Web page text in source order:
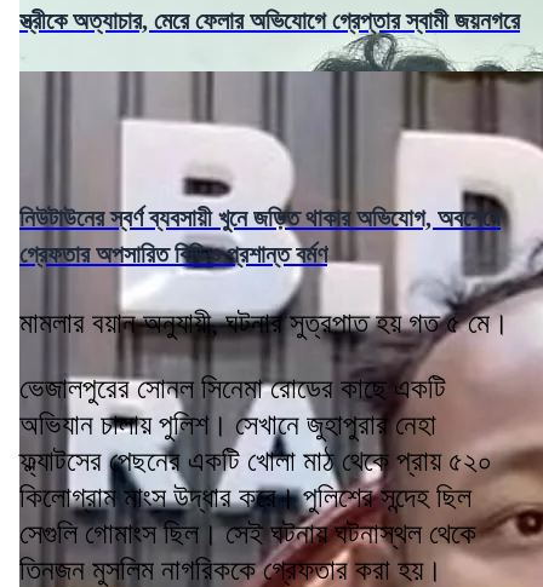
স্ত্রীকে অত্যাচার, মেরে ফেলার অভিযোগে গ্রেপ্তার স্বামী জয়নগরে
নিউটাউনের স্বর্ণ ব্যবসায়ী খুনে জড়িত থাকার অভিযোগ, অবশেষে
গ্রেফতার অপসারিত বিডিও প্রশান্ত বর্মণ
মামলার বয়ান অনুযায়ী, ঘটনার সুত্রপাত হয় গত ৫ মে।
ভেজালপুরের সোনল সিনেমা রোডের কাছে একটি
অভিযান চালায় পুলিশ। সেখানে জুহাপুরার নেহা
ফ্ল্যাটসের পেছনের একটি খোলা মাঠ থেকে প্রায় ৫২০
কিলোগ্রাম মাংস উদ্ধার করে। পুলিশের সন্দেহ ছিল
সেগুলি গোমাংস ছিল। সেই ঘটনায় ঘটনাস্থল থেকে
তিনজন মুসলিম নাগরিককে গ্রেফতার করা হয়।